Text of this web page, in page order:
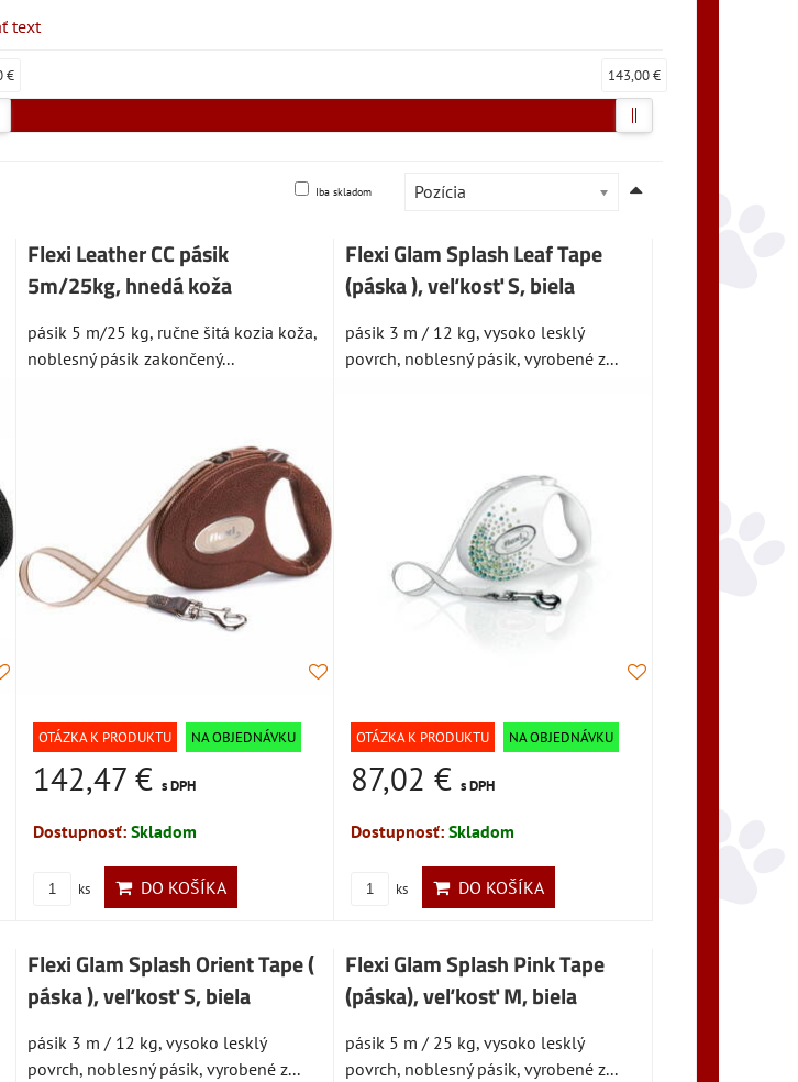
text
€ 143,00 €
Pozícia
Iba skladom
Flexi Leather CC pásik
5m/25kg, hnedá koža
pásik 5 m/25 kg, ručne šitá kozia koža,
noblesný pásik zakončený...
OTÁZKA K PRODUKTU NA OBJEDNÁVKU
142,47 € s DPH
Dostupnosť: Skladom
ks DO KOŠÍKA
Flexi Glam Splash Leaf Tape
(páska ), veľkosť S, biela
pásik 3 m / 12 kg, vysoko lesklý
povrch, noblesný pásik, vyrobené z...
OTÁZKA K PRODUKTU NA OBJEDNÁVKU
87,02 €s DPH
Dostupnosť:Skladom
ks DO KOŠÍKA
Flexi Glam Splash Orient Tape (
páska ), veľkosť S, biela
pásik 3 m / 12 kg, vysoko lesklý
povrch, noblesný pásik, vyrobené z...
Flexi Glam Splash Pink Tape
(páska), veľkosť M, biela
pásik 5 m / 25 kg, vysoko lesklý
povrch, noblesný pásik, vyrobené z...